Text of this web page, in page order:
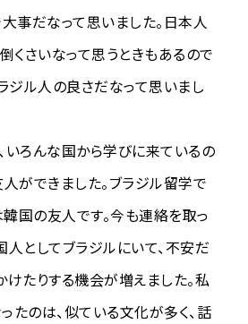
大事だなって思いました。日本人
くさいなって思うときもあるので
ラジル人の良さだなって思いまし
いろんな国から学びに来ているの
人ができました。ブラジル留学で
国の友人です。今も連絡を取っ
人としてブラジルにいて、不安だ
けたりする機会が増えました。私
たのは、似ている文化が多く、話